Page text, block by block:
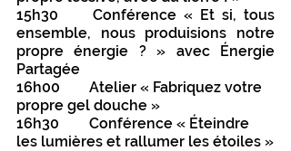
15h30	Conférence « Et si, tous
ensemble, nous produisions notre
propre énergie ? » avec Énergie
Partagée
16h00 	Atelier « Fabriquez votre
propre gel douche »
16h30 	Conférence « Éteindre
les lumières et rallumer les étoiles »